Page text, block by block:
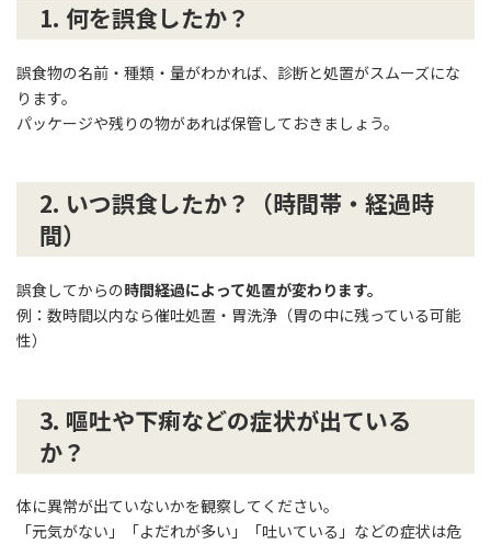
1. 何を誤食したか？
誤食物の名前・種類・量がわかれば、診断と処置がスムーズにな
ります。
パッケージや残りの物があれば保管しておきましょう。
2. いつ誤食したか？（時間帯・経過時
間）
誤食してからの時間経過によって処置が変わります。
例：数時間以内なら催吐処置・胃洗浄（胃の中に残っている可能
性）
3. 嘔吐や下痢などの症状が出ている
か？
体に異常が出ていないかを観察してください。
「元気がない」「よだれが多い」「吐いている」などの症状は危